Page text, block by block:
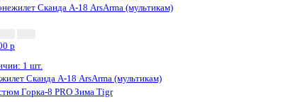
p
1 шт.
Сканда А-18 ArsArma (мультикам)